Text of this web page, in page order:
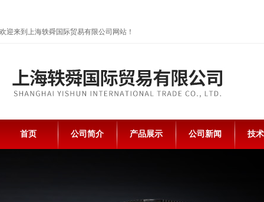
欢迎来到上海轶舜国际贸易有限公司网站！
首页 公司简介 产品展示 公司新闻 技